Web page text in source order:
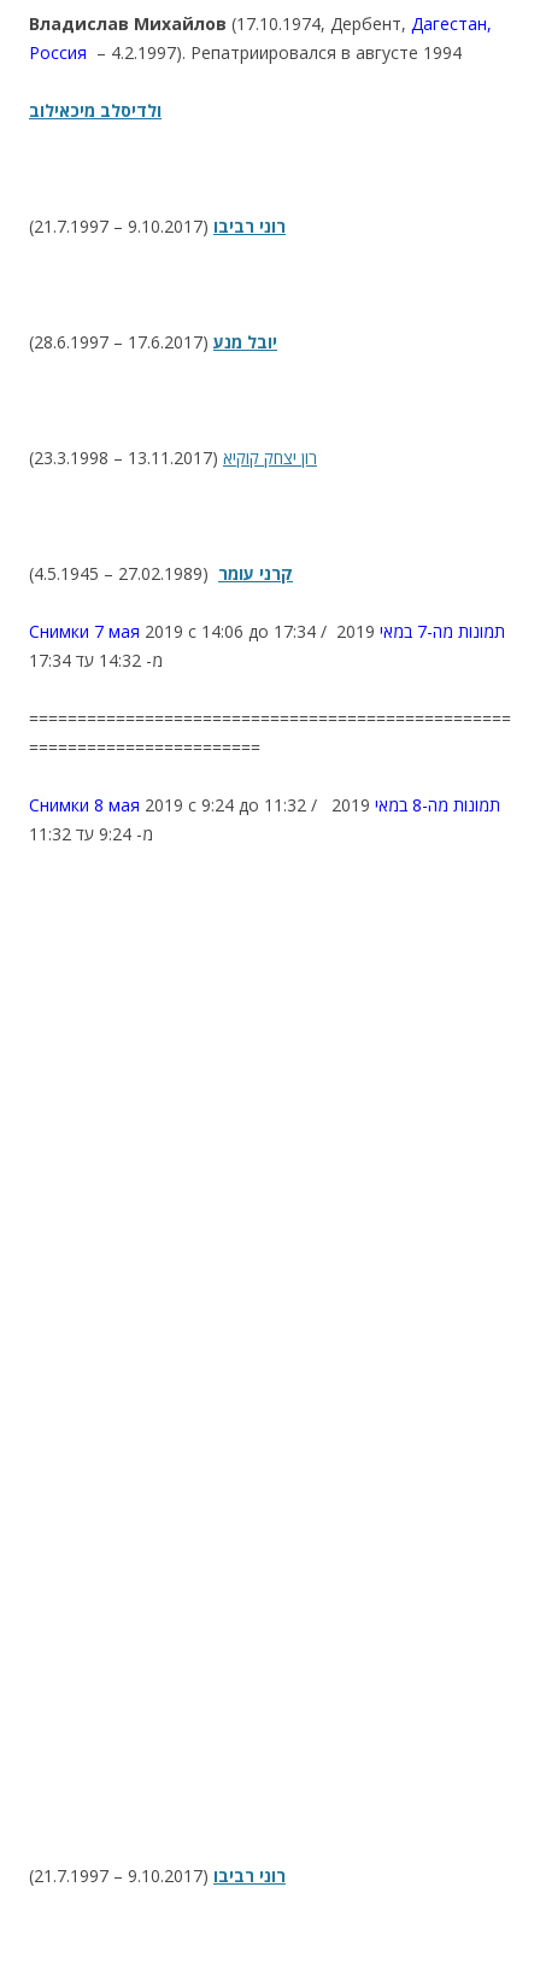
Владислав Михайлов (17.10.1974, Дербент, Дагестан,
Россия – 4.2.1997). Репатриировался в августе 1994
ולדיסלב מיכאילוב
(21.7.1997 – 9.10.2017) רוני רביבו
(28.6.1997 – 17.6.2017) יובל מנע
(23.3.1998 – 13.11.2017) רון יצחק קוקיא
(4.5.1945 – 27.02.1989) קרני עומר
Снимки 7 мая 2019 с 14:06 до 17:34 / תמונות מה-7 במאי
2019
מ- 14:32 עד 17:34
==================================================
========================
Снимки 8 мая 2019 с 9:24 до 11:32 / תמונות מה-8 במאי
2019
מ- 9:24 עד 11:32
(21.7.1997 – 9.10.2017) רוני רביבו